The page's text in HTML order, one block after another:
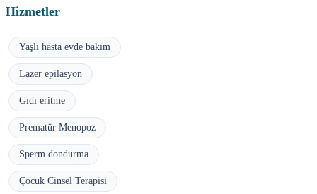
Hizmetler
Yaşlı hasta evde bakım
Lazer epilasyon
Gıdı eritme
Prematür Menopoz
Sperm dondurma
Çocuk Cinsel Terapisi